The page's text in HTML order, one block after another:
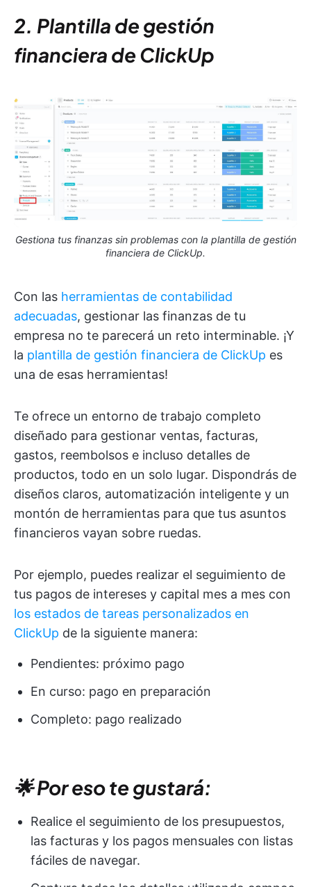
2. Plantilla de gestión
financiera de ClickUp
Gestiona tus finanzas sin problemas con la plantilla de gestión
financiera de ClickUp.
Con las herramientas de contabilidad
adecuadas, gestionar las finanzas de tu
empresa no te parecerá un reto interminable. ¡Y
la plantilla de gestión financiera de ClickUp es
una de esas herramientas!
Te ofrece un entorno de trabajo completo
diseñado para gestionar ventas, facturas,
gastos, reembolsos e incluso detalles de
productos, todo en un solo lugar. Dispondrás de
diseños claros, automatización inteligente y un
montón de herramientas para que tus asuntos
financieros vayan sobre ruedas.
Por ejemplo, puedes realizar el seguimiento de
tus pagos de intereses y capital mes a mes con
los estados de tareas personalizados en
ClickUp de la siguiente manera:
Pendientes: próximo pago
En curso: pago en preparación
Completo: pago realizado
🌟 Por eso te gustará:
Realice el seguimiento de los presupuestos,
las facturas y los pagos mensuales con listas
fáciles de navegar.